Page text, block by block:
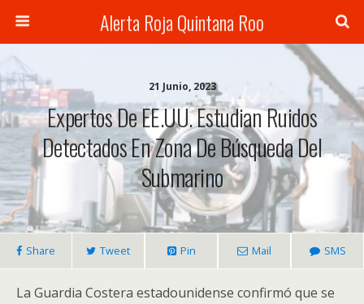
Alerta Roja Quintana Roo
21 Junio, 2023
Expertos De EE.UU. Estudian Ruidos
Detectados En Zona De Búsqueda Del
Submarino
Share Tweet Pin Mail SMS
La Guardia Costera estadounidense confirmó que se